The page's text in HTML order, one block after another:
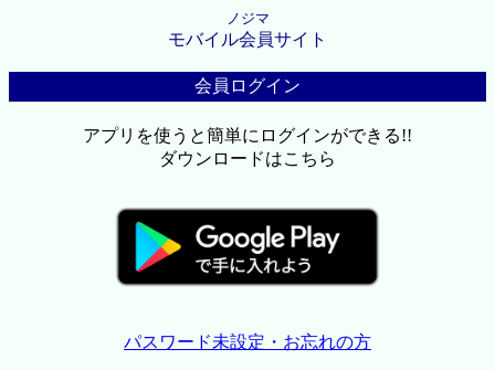
ノジマ
モバイル会員サイト
会員ログイン
アプリを使うと簡単にログインができる!!
ダウンロードはこちら
パスワード未設定・お忘れの方